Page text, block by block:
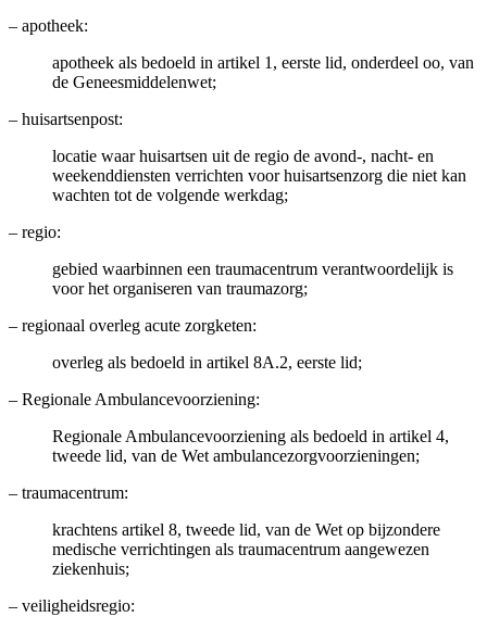
– apotheek:
apotheek als bedoeld in artikel 1, eerste lid, onderdeel oo, van
de Geneesmiddelenwet;
– huisartsenpost:
locatie waar huisartsen uit de regio de avond-, nacht- en
weekenddiensten verrichten voor huisartsenzorg die niet kan
wachten tot de volgende werkdag;
– regio:
gebied waarbinnen een traumacentrum verantwoordelijk is
voor het organiseren van traumazorg;
– regionaal overleg acute zorgketen:
overleg als bedoeld in artikel 8A.2, eerste lid;
– Regionale Ambulancevoorziening:
Regionale Ambulancevoorziening als bedoeld in artikel 4,
tweede lid, van de Wet ambulancezorgvoorzieningen;
– traumacentrum:
krachtens artikel 8, tweede lid, van de Wet op bijzondere
medische verrichtingen als traumacentrum aangewezen
ziekenhuis;
– veiligheidsregio: